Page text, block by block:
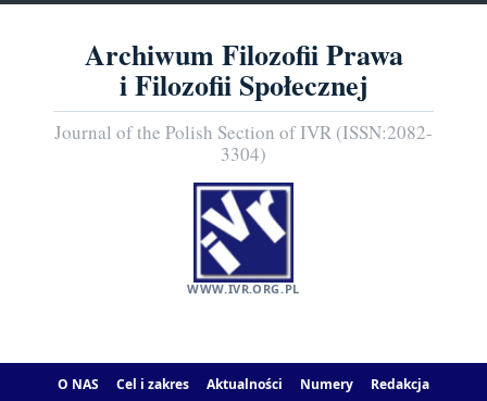
Archiwum Filozofii Prawa
i Filozofii Społecznej
Journal of the Polish Section of IVR (ISSN:2082-
3304)
WWW.IVR.ORG.PL
O NAS Cel i zakres Aktualności Numery Redakcja